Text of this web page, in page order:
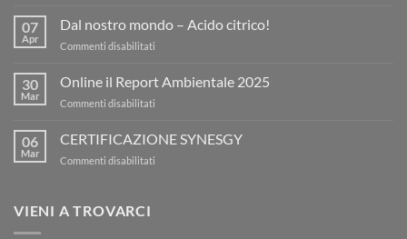
nostro
Fisso!
07
Apr
Dal nostro mondo – Acido citrico!
Commenti disabilitati
nostro
citrico!
30
Mar
Online il Report Ambientale 2025
Commenti disabilitati
il
06
Mar
CERTIFICAZIONE SYNESGY
Commenti disabilitati
VIENI A TROVARCI